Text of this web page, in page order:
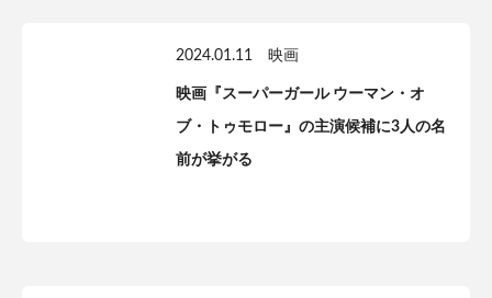
2024.01.11 映画
映画『スーパーガール ウーマン・オ
ブ・トゥモロー』の主演候補に3人の名
前が挙がる